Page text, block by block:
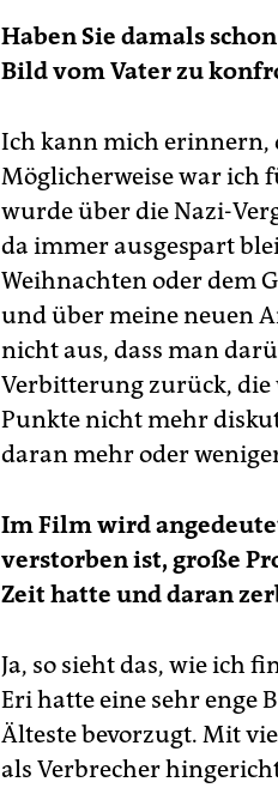
Haben Sie damals
Bild vom Vater zu
Ich kann mich erinnern,
Möglicherweise war ich
wurde über die Nazi-
da immer ausgespart
Weihnachten oder dem
und über meine neuen
nicht aus, dass man
Verbitterung zurück,
Punkte nicht mehr
daran mehr oder
Im Film wird
verstorben ist, große
Zeit hatte und daran
Ja, so sieht das, wie ich
Eri hatte eine sehr enge
Älteste bevorzugt. Mit
als Verbrecher